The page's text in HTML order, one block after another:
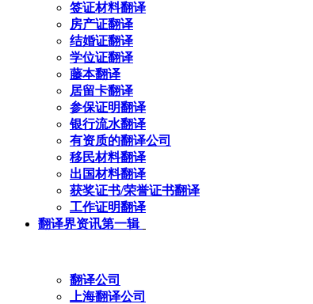
签证材料翻译
房产证翻译
结婚证翻译
学位证翻译
藤本翻译
居留卡翻译
参保证明翻译
银行流水翻译
有资质的翻译公司
移民材料翻译
出国材料翻译
获奖证书/荣誉证书翻译
工作证明翻译
翻译界资讯第一辑
翻译公司
上海翻译公司